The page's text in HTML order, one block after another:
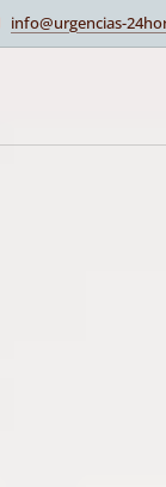
info@urgencias-